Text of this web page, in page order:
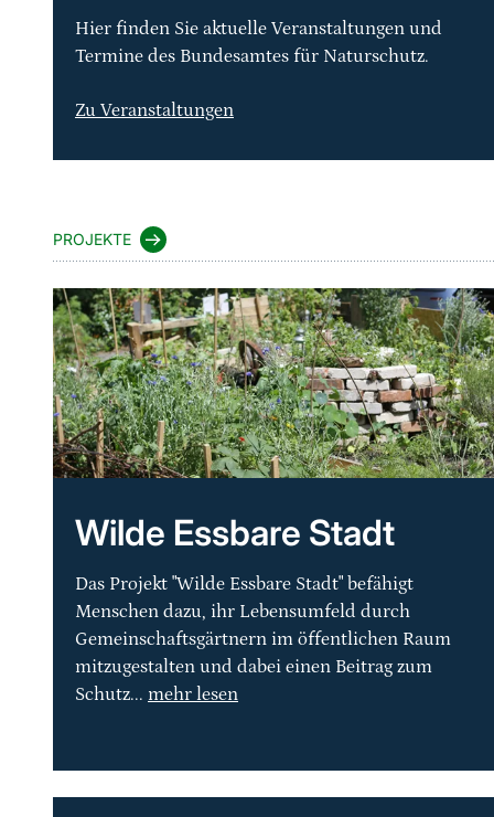
Hier finden Sie aktuelle Veranstaltungen und
Termine des Bundesamtes für Naturschutz.
Zu Veranstaltungen
PROJEKTE
Wilde Essbare Stadt
Das Projekt "Wilde Essbare Stadt" befähigt
Menschen dazu, ihr Lebensumfeld durch
Gemeinschaftsgärtnern im öffentlichen Raum
mitzugestalten und dabei einen Beitrag zum
Schutz... mehr lesen